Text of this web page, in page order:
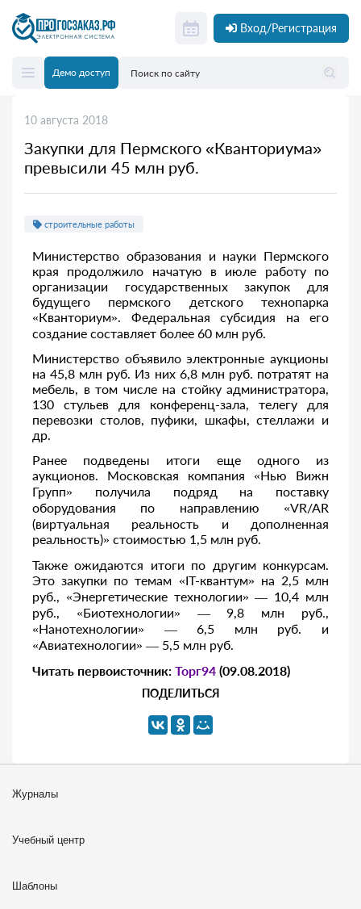
Вход/Регистрация
Демо доступ
10 августа 2018
Закупки для Пермского «Кванториума»
превысили 45 млн руб.
строительные работы
Министерство образования и науки Пермского
края продолжило начатую в июле работу по
организации государственных закупок для
будущего пермского детского технопарка
«Кванториум». Федеральная субсидия на его
создание составляет более 60 млн руб.
Министерство объявило электронные аукционы
на 45,8 млн руб. Из них 6,8 млн руб. потратят на
мебель, в том числе на стойку администратора,
130 стульев для конференц-зала, телегу для
перевозки столов, пуфики, шкафы, стеллажи и
др.
Ранее подведены итоги еще одного из
аукционов. Московская компания «Нью Вижн
Групп» получила подряд на поставку
оборудования по направлению «VR/AR
(виртуальная реальность и дополненная
реальность)» стоимостью 1,5 млн руб.
Также ожидаются итоги по другим конкурсам.
Это закупки по темам «IT-квантум» на 2,5 млн
руб., «Энергетические технологии» — 10,4 млн
руб., «Биотехнологии» — 9,8 млн руб.,
«Нанотехнологии» — 6,5 млн руб. и
«Авиатехнологии» — 5,5 млн руб.
Читать первоисточник: Торг94 (09.08.2018)
ПОДЕЛИТЬСЯ
Журналы
Учебный центр
Шаблоны